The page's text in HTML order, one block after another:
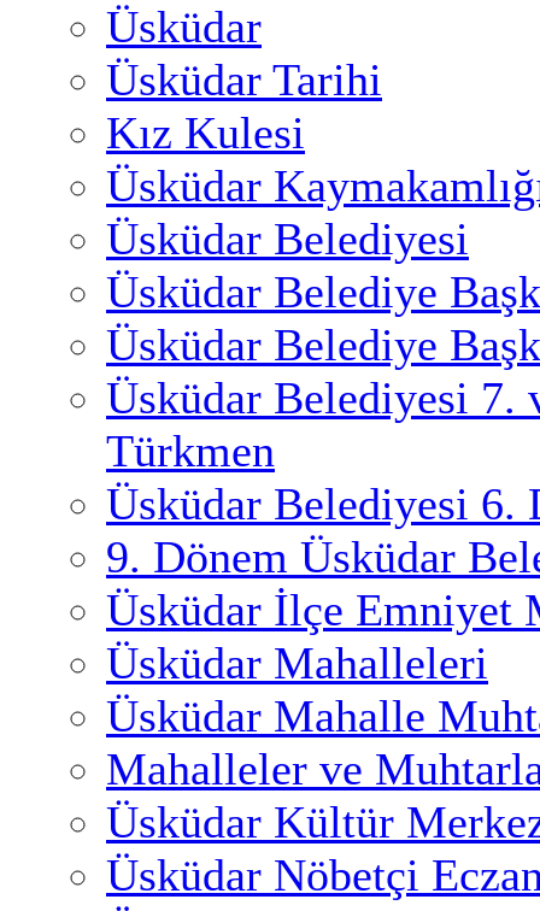
Üsküdar
Üsküdar Tarihi
Kız Kulesi
Üsküdar
Üsküdar Belediyesi
Üsküdar Belediye
Üsküdar Belediye
Üsküdar Belediyesi 7.
Türkmen
Üsküdar Belediyesi 6.
9. Dönem Üsküdar
Üsküdar İlçe Emniyet
Üsküdar Mahalleleri
Üsküdar Mahalle
Mahalleler ve
Üsküdar Kültür
Üsküdar Nöbetçi